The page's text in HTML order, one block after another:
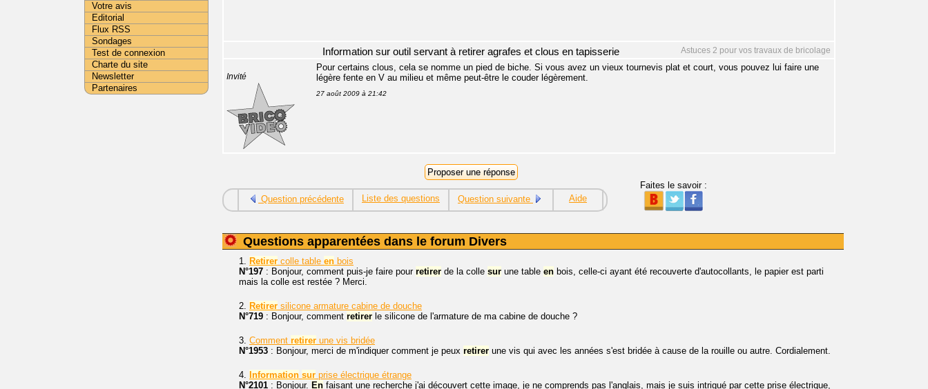
Astuces 2 pour vos travaux de bricolage
Information sur outil servant à retirer agrafes et clous en tapisserie
Invité
Pour certains clous, cela se nomme un pied de biche. Si vous avez un vieux tournevis plat et court, vous pouvez lui faire une
légère fente en V au milieu et même peut-être le couder légèrement.
27 août 2009 à 21:42
Question précédente Liste des questions Question suivante Aide
Faites le savoir :
Questions apparentées dans le forum Divers
1. Retirer colle table en bois
N°197 : Bonjour, comment puis-je faire pour retirer de la colle sur une table en bois, celle-ci ayant été recouverte d'autocollants, le papier est parti
mais la colle est restée ? Merci.
2. Retirer silicone armature cabine de douche
N°719 : Bonjour, comment retirer le silicone de l'armature de ma cabine de douche ?
3. Comment retirer une vis bridée
N°1953 : Bonjour, merci de m'indiquer comment je peux retirer une vis qui avec les années s'est bridée à cause de la rouille ou autre. Cordialement.
4. Information sur prise électrique étrange
N°2101 : Bonjour. En faisant une recherche j'ai découvert cette image, je ne comprends pas l'anglais, mais je suis intrigué par cette prise électrique,
Votre avis
Editorial
Flux RSS
Sondages
Test de connexion
Charte du site
Newsletter
Partenaires